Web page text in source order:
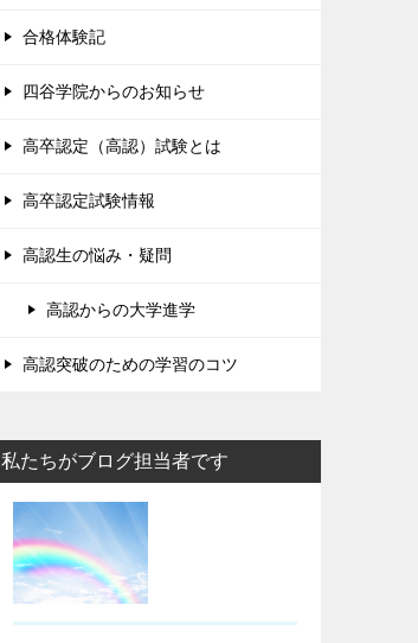
合格体験記
四谷学院からのお知らせ
高卒認定（高認）試験とは
高卒認定試験情報
高認生の悩み・疑問
高認からの大学進学
高認突破のための学習のコツ
私たちがブログ担当者です